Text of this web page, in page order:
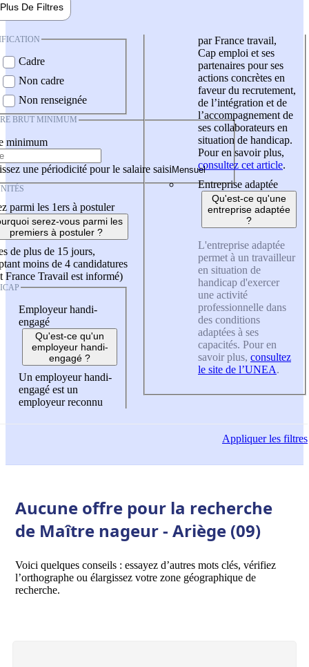
Plus De Filtres
Cadre
Non cadre
Non renseignée
BRUT MINIMUM
minimum
une périodicité pour le salaire saisi
parmi les 1ers à postuler
serez-vous parmi les
premiers à postuler ?
de plus de 15 jours,
moins de 4 candidatures
France Travail est informé)
Employeur handi-
engagé
Qu'est-ce qu'un
employeur handi-
engagé ?
Un employeur handi-
engagé est un
employeur reconnu
par France travail,
Cap emploi et ses
partenaires pour ses
actions concrètes en
faveur du recrutement,
de l’intégration et de
l’accompagnement de
ses collaborateurs en
situation de handicap.
Pour en savoir plus,
consultez cet article.
Entreprise adaptée
Qu'est-ce qu'une
entreprise adaptée
?
L'entreprise adaptée
permet à un travailleur
en situation de
handicap d'exercer
une activité
professionnelle dans
des conditions
adaptées à ses
capacités. Pour en
savoir plus, consultez
le site de l’UNEA.
Appliquerles filtres
Aucune offre pour la recherche
de Maître nageur - Ariège (09)
Voici quelques conseils : essayez d’autres mots clés, vérifiez
l’orthographe ou élargissez votre zone géographique de
recherche.